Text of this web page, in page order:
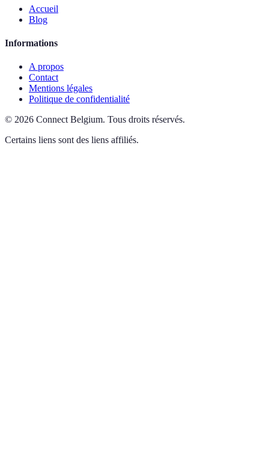
Accueil
Blog
Informations
A propos
Contact
Mentions légales
Politique de confidentialité
© 2026 Connect Belgium. Tous droits réservés.
Certains liens sont des liens affiliés.